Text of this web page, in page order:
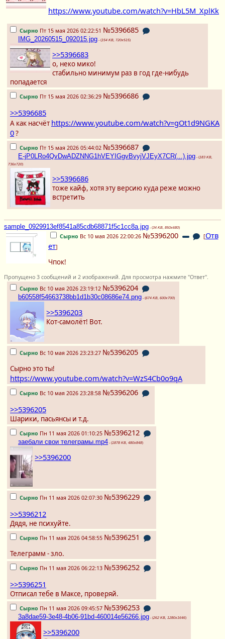
https://www.youtube.com/watch?v=HbL5M_XplKk
Сырно Пт 15 мая 2026 02:22:51 №5396685
IMG_20260515_092015.jpg - (154 KB, 720x515)
>>5396683
о, неко мико!
стабильно минимум раз в год где-нибудь
попадается
Сырно Пт 15 мая 2026 02:36:29 №5396686
>>5396685
А как насчёт https://www.youtube.com/watch?v=gOt1d9NGKA
0?
Сырно Пт 15 мая 2026 05:44:02 №5396687
E-jP0LRo4QvDwADZNNG1hVEYIGgvBvyjVJEyX7CR(...).jpg - (183 KB,
736x720)
>>5396686
тоже кайф, хотя эту версию куда реже можно
встретить
sample_0929913ef8541a85cdb68871f5c1cc8a.jpg - (34 KB, 850x680)
Сырно Вс 10 мая 2026 22:00:26 №5396200 [Отв
ет]
Чпок!
Пропущено 3 сообщений и 2 изображений. Для просмотра нажмите "Ответ".
Сырно Вс 10 мая 2026 23:19:12 №5396204
b60558f54663738bb1d1b30c08686e74.png - (674 KB, 600x700)
>>5396203
Кот-самолёт! Вот.
Сырно Вс 10 мая 2026 23:23:27 №5396205
Сырно это ты!
https://www.youtube.com/watch?v=WzS4Cb0o9qA
Сырно Вс 10 мая 2026 23:28:58 №5396206
>>5396205
Шарики, пасьянсы и т.д.
Сырно Пн 11 мая 2026 01:10:25 №5396212
заебали свои телеграмы.mp4 - (1878 KB, 480x848)
>>5396200
Сырно Пн 11 мая 2026 02:07:30 №5396229
>>5396212
Дядя, не психуйте.
Сырно Пн 11 мая 2026 04:58:55 №5396251
Телеграмм - зло.
Сырно Пн 11 мая 2026 06:22:13 №5396252
>>5396251
Отписал тебе в Максе, проверяй.
Сырно Пн 11 мая 2026 09:45:57 №5396253
3a8dae59-3e48-4b06-91bd-460014e56266.jpg - (262 KB, 1280x1646)
>>5396200